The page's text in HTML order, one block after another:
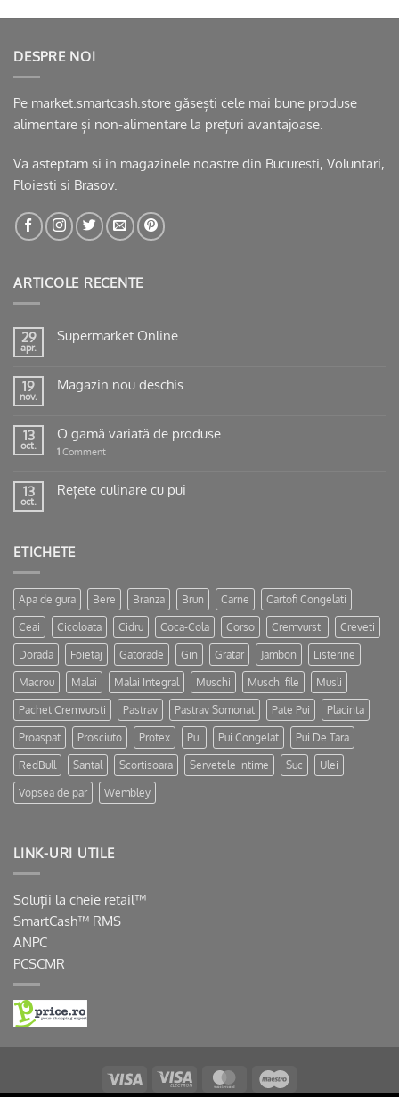
fost:
21,00 lei.
DESPRE NOI
Pe market.smartcash.store găsești cele mai bune produse
alimentare și non-alimentare la prețuri avantajoase.
Va asteptam si in magazinele noastre din Bucuresti, Voluntari,
Ploiesti si Brasov.
ARTICOLE RECENTE
29
apr.
Supermarket Online
19
nov.
Magazin nou deschis
13
oct.
O gamă variată de produse
1 Comment
13
oct.
Rețete culinare cu pui
ETICHETE
Apa de gura Bere Branza Brun Carne Cartofi Congelati
Ceai Cicoloata Cidru Coca-Cola Corso Cremvursti Creveti
Dorada Foietaj Gatorade Gin Gratar Jambon Listerine
Macrou Malai Malai Integral Muschi Muschi file Musli
Pachet Cremvursti Pastrav Pastrav Somonat Pate Pui Placinta
Proaspat Prosciuto Protex Pui Pui Congelat Pui De Tara
RedBull Santal Scortisoara Servetele intime Suc Ulei
Vopsea de par Wembley
LINK-URI UTILE
Soluții la cheie retail™
SmartCash™ RMS
ANPC
PCSCMR